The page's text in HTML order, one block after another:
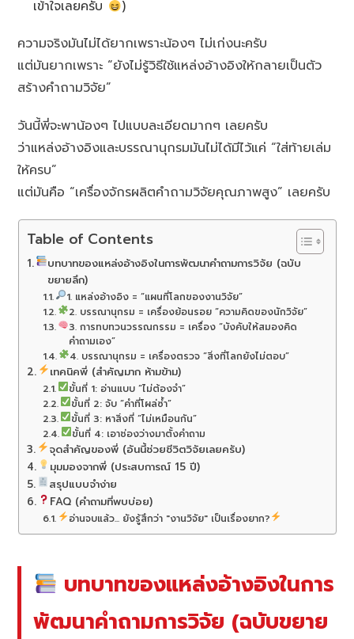
เข้าใจเลยครับ
)
ความจริงมันไม่ได้ยากเพราะน้องๆ ไม่เก่งนะครับ
แต่มันยากเพราะ “ยังไม่รู้วิธีใช้แหล่งอ้างอิงให้กลายเป็นตัว
สร้างคำถามวิจัย”
วันนี้พี่จะพาน้องๆ ไปแบบละเอียดมากๆ เลยครับ
ว่าแหล่งอ้างอิงและบรรณานุกรมมันไม่ได้มีไว้แค่ “ใส่ท้ายเล่ม
ให้ครบ”
แต่มันคือ “เครื่องจักรผลิตคำถามวิจัยคุณภาพสูง” เลยครับ
Table of Contents
บทบาทของแหล่งอ้างอิงในการพัฒนาคำถามการวิจัย (ฉบับ
ขยายลึก)
1. แหล่งอ้างอิง = “แผนที่โลกของงานวิจัย”
2. บรรณานุกรม = เครื่องย้อนรอย “ความคิดของนักวิจัย”
3. การทบทวนวรรณกรรม = เครื่อง “บังคับให้สมองคิด
คำถามเอง”
4. บรรณานุกรม = เครื่องตรวจ “สิ่งที่โลกยังไม่ตอบ”
เทคนิคพี่ (สำคัญมาก ห้ามข้าม)
ขั้นที่ 1: อ่านแบบ “ไม่ต้องจำ”
ขั้นที่ 2: จับ “คำที่โผล่ซ้ำ”
ขั้นที่ 3: หาสิ่งที่ “ไม่เหมือนกัน”
ขั้นที่ 4: เอาช่องว่างมาตั้งคำถาม
จุดสำคัญของพี่ (อันนี้ช่วยชีวิตวิจัยเลยครับ)
มุมมองจากพี่ (ประสบการณ์ 15 ปี)
สรุปแบบจำง่าย
FAQ (คำถามที่พบบ่อย)
อ่านจบแล้ว... ยังรู้สึกว่า "งานวิจัย" เป็นเรื่องยาก?
บทบาทของแหล่งอ้างอิงในการ
พัฒนาคำถามการวิจัย (ฉบับขยาย